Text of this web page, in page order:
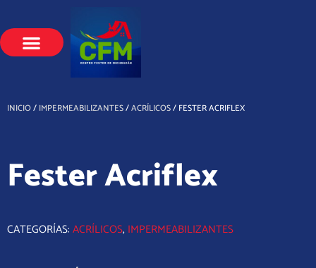
al
contenido
INICIO/ IMPERMEABILIZANTES/ACRÍLICOS/ FESTER ACRIFLEX
Fester Acriflex
CATEGORÍAS: ACRÍLICOS, IMPERMEABILIZANTES